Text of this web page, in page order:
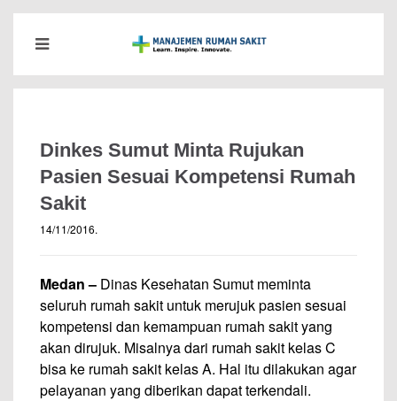
Dinkes Sumut Minta Rujukan
Pasien Sesuai Kompetensi Rumah
Sakit
14/11/2016.
Medan – Dinas Kesehatan Sumut meminta
seluruh rumah sakit untuk merujuk pasien sesuai
kompetensi dan kemampuan rumah sakit yang
akan dirujuk. Misalnya dari rumah sakit kelas C
bisa ke rumah sakit kelas A. Hal itu dilakukan agar
pelayanan yang diberikan dapat terkendali.